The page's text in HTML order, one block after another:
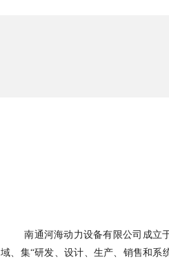
南通河海动力设备有限公司成立于
域、集“研发、设计、生产、销售和系